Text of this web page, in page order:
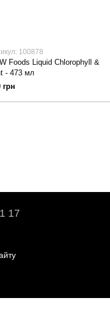
100878
Foods Liquid Chlorophyll &
- 473 мл
грн
17